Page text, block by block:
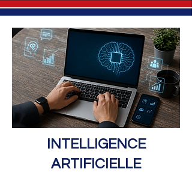
INTELLIGENCE
ARTIFICIELLE